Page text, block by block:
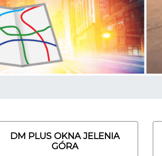
DM PLUS OKNA JELENIA
GÓRA